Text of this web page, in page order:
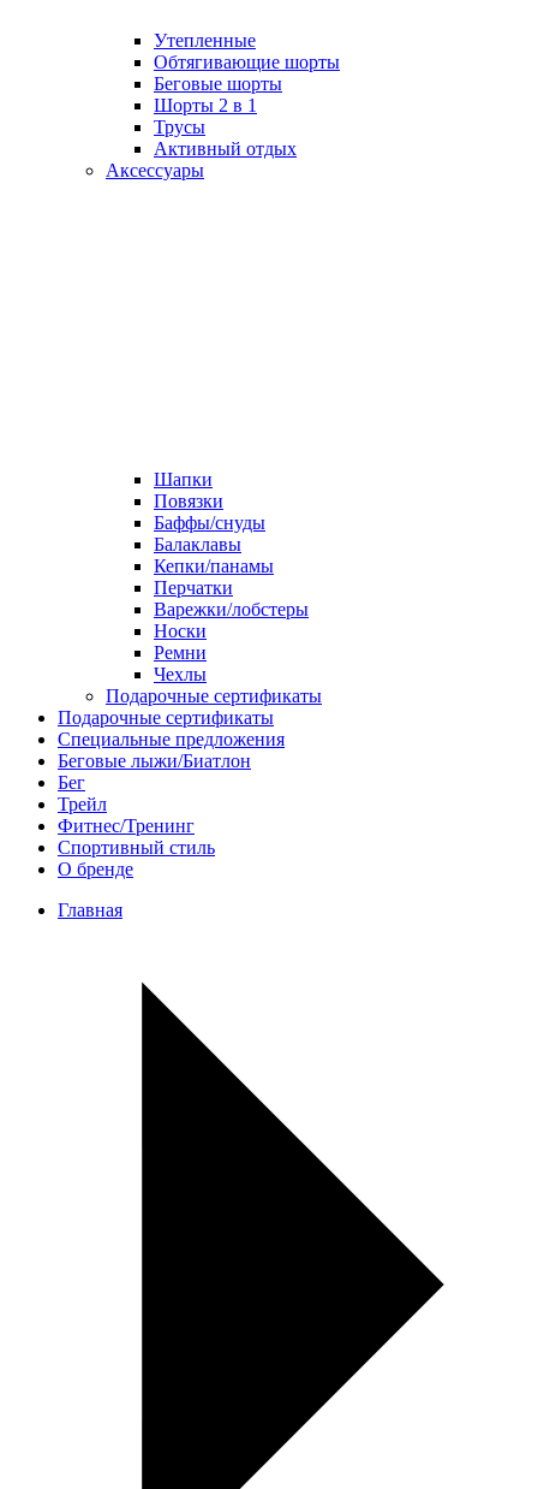
Утепленные
Обтягивающие шорты
Беговые шорты
Шорты 2 в 1
Трусы
Активный отдых
Аксессуары
Шапки
Повязки
Баффы/снуды
Балаклавы
Кепки/панамы
Перчатки
Варежки/лобстеры
Носки
Ремни
Чехлы
Подарочные сертификаты
Подарочные сертификаты
Специальные предложения
Беговые лыжи/Биатлон
Бег
Трейл
Фитнес/Тренинг
Спортивный стиль
О бренде
Главная